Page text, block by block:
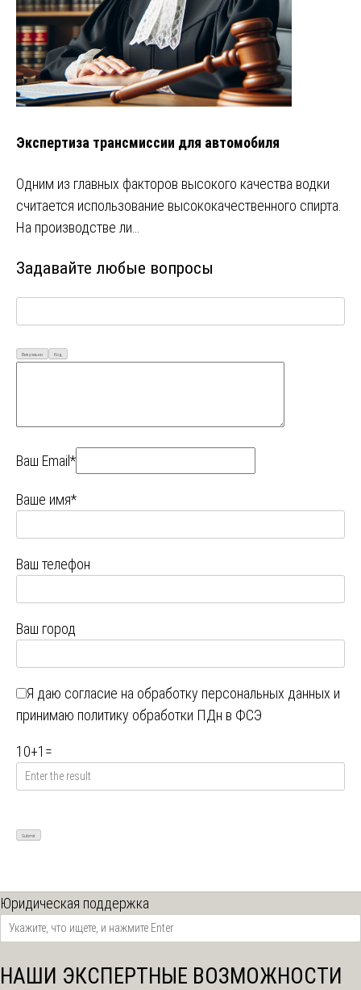
Экспертиза трансмиссии для автомобиля
Одним из главных факторов высокого качества водки
считается использование высококачественного спирта.
На производстве ли…
Задавайте любые вопросы
Визуально Код
Ваш Email*
Ваше имя*
Ваш телефон
Ваш город
Я даю согласие на обработку персональных данных и
принимаю политику обработки ПДн в ФСЭ
10+1 =
Юридическая поддержка
НАШИ ЭКСПЕРТНЫЕ ВОЗМОЖНОСТИ